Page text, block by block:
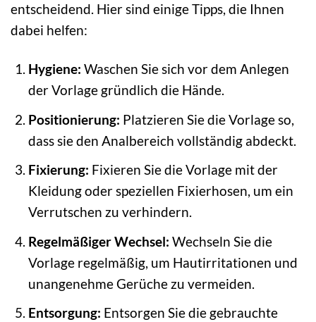
entscheidend. Hier sind einige Tipps, die Ihnen
dabei helfen:
Hygiene: Waschen Sie sich vor dem Anlegen
der Vorlage gründlich die Hände.
Positionierung: Platzieren Sie die Vorlage so,
dass sie den Analbereich vollständig abdeckt.
Fixierung: Fixieren Sie die Vorlage mit der
Kleidung oder speziellen Fixierhosen, um ein
Verrutschen zu verhindern.
Regelmäßiger Wechsel: Wechseln Sie die
Vorlage regelmäßig, um Hautirritationen und
unangenehme Gerüche zu vermeiden.
Entsorgung: Entsorgen Sie die gebrauchte